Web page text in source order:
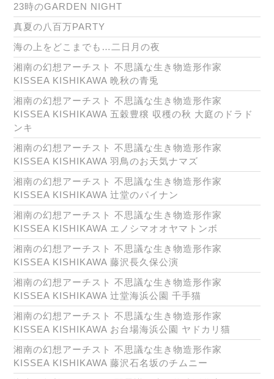
23時のGARDEN NIGHT
真夏の八百万PARTY
海の上をどこまでも…二日月の夜
湘南の幻想アーチスト 不思議な生き物造形作家
KISSEA KISHIKAWA 晩秋の青兎
湘南の幻想アーチスト 不思議な生き物造形作家
KISSEA KISHIKAWA 五穀豊穣 収穫の秋 大庭のドラド
ンキ
湘南の幻想アーチスト 不思議な生き物造形作家
KISSEA KISHIKAWA 羽鳥のお天気ナマズ
湘南の幻想アーチスト 不思議な生き物造形作家
KISSEA KISHIKAWA 辻堂のパイナン
湘南の幻想アーチスト 不思議な生き物造形作家
KISSEA KISHIKAWA エノシマオオヤマトンボ
湘南の幻想アーチスト 不思議な生き物造形作家
KISSEA KISHIKAWA 藤沢長久保公演
湘南の幻想アーチスト 不思議な生き物造形作家
KISSEA KISHIKAWA 辻堂海浜公園 千手猫
湘南の幻想アーチスト 不思議な生き物造形作家
KISSEA KISHIKAWA お台場海浜公園 ヤドカリ猫
湘南の幻想アーチスト 不思議な生き物造形作家
KISSEA KISHIKAWA 藤沢石名坂のチムニー